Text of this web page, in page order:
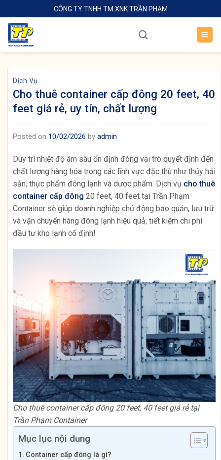
to
content
CÔNG TY TNHH TM XNK TRẦN PHẠM
Dịch Vụ
Cho thuê container cấp đông 20 feet, 40
feet giá rẻ, uy tín, chất lượng
Posted on 10/02/2026 by admin
Duy trì nhiệt độ âm sâu ổn định đóng vai trò quyết định đến
chất lượng hàng hóa trong các lĩnh vực đặc thù như thủy hải
sản, thực phẩm đông lạnh và dược phẩm. Dịch vụ cho thuê
container cấp đông 20 feet, 40 feet tại Trần Phạm
Container sẽ giúp doanh nghiệp chủ động bảo quản, lưu trữ
và vận chuyển hàng đông lạnh hiệu quả, tiết kiệm chi phí
đầu tư kho lạnh cố định!
Cho thuê container cấp đông 20 feet, 40 feet giá rẻ tại
Trần Phạm Container
Mục lục nội dung
Container cấp đông là gì?